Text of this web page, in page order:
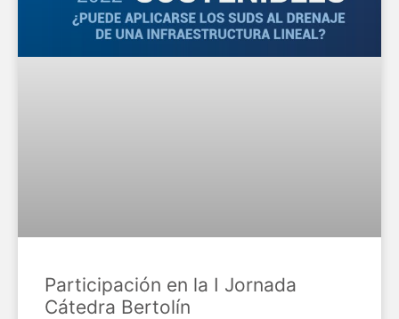
Participación en la I Jornada
Cátedra Bertolín